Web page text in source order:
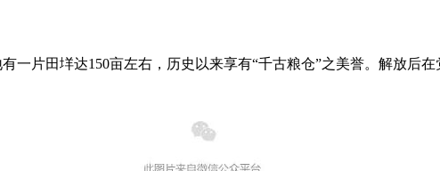
一片田垟达150亩左右，历史以来享有“千古粮仓”之美誉。解放后